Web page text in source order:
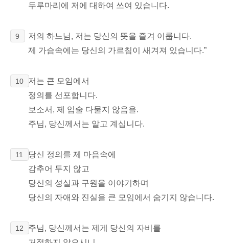
두루마리에 저에 대하여 쓰여 있습니다.
9
저의 하느님, 저는 당신의 뜻을 즐겨 이룹니다.
제 가슴속에는 당신의 가르침이 새겨져 있습니다.”
10
저는 큰 모임에서
정의를 선포합니다.
보소서, 제 입술 다물지 않음을.
주님, 당신께서는 알고 계십니다.
11
당신 정의를 제 마음속에
감추어 두지 않고
당신의 성실과 구원을 이야기하며
당신의 자애와 진실을 큰 모임에서 숨기지 않습니다.
12
주님, 당신께서는 제게 당신의 자비를